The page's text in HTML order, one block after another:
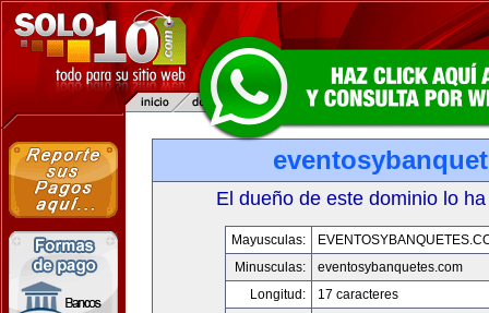
El dueño de este dominio lo
Mayusculas:
Minusculas:
eventosybanquetes.com
Longitud:
17 caracteres